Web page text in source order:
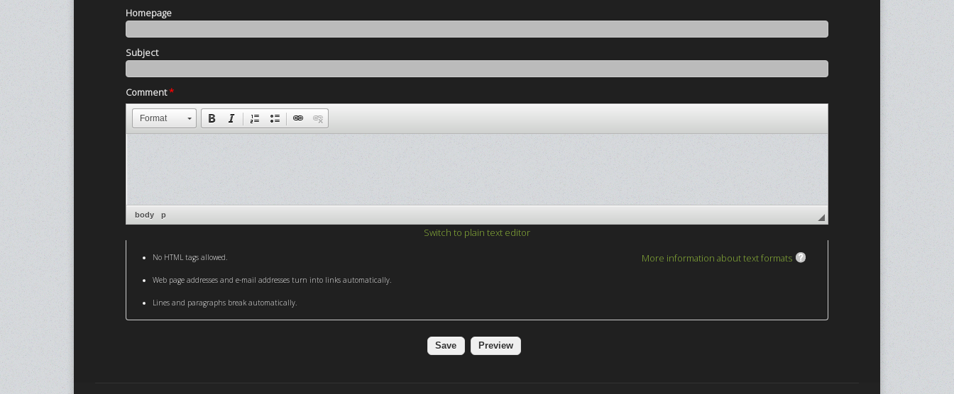
Homepage
Subject
Comment*
Format
body p
Switch to plain text editor
More information about text formats
No HTML tags allowed.
Web page addresses and e-mail addresses turn into links automatically.
Lines and paragraphs break automatically.